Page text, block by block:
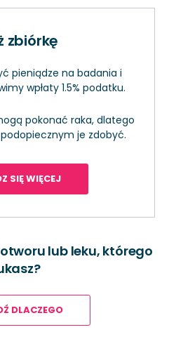
stopnia 3B (ang. follicular
od zakończenia
maraleucel
dorosłych pacjentów z
dwie lub więcej linii
zbiórkę
pieniądze na badania i
wpłaty 1.5% podatku.
pokonać raka, dlatego
je zdobyć.
SIĘ WIĘCEJ
lub leku, którego
DLACZEGO